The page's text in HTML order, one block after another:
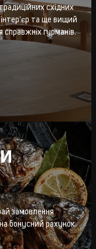
східних
та ще вищий
справжніх гурманів.
замовлення
бонусний рахунок.